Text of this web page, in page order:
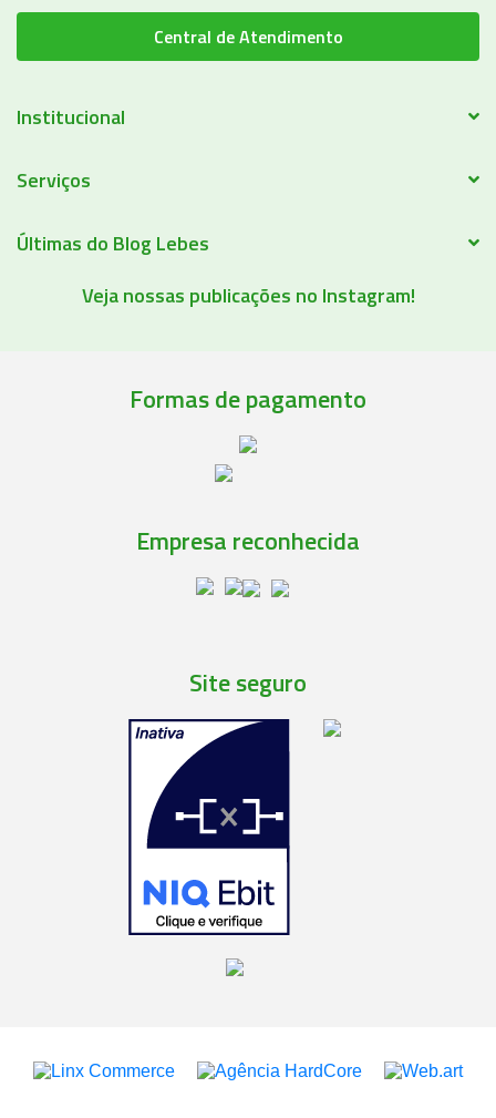
Institucional
Serviços
Central de Atendimento
Últimas do Blog Lebes
Veja nossas publicações no Instagram!
Empresa reconhecida
Site seguro
Formas de pagamento